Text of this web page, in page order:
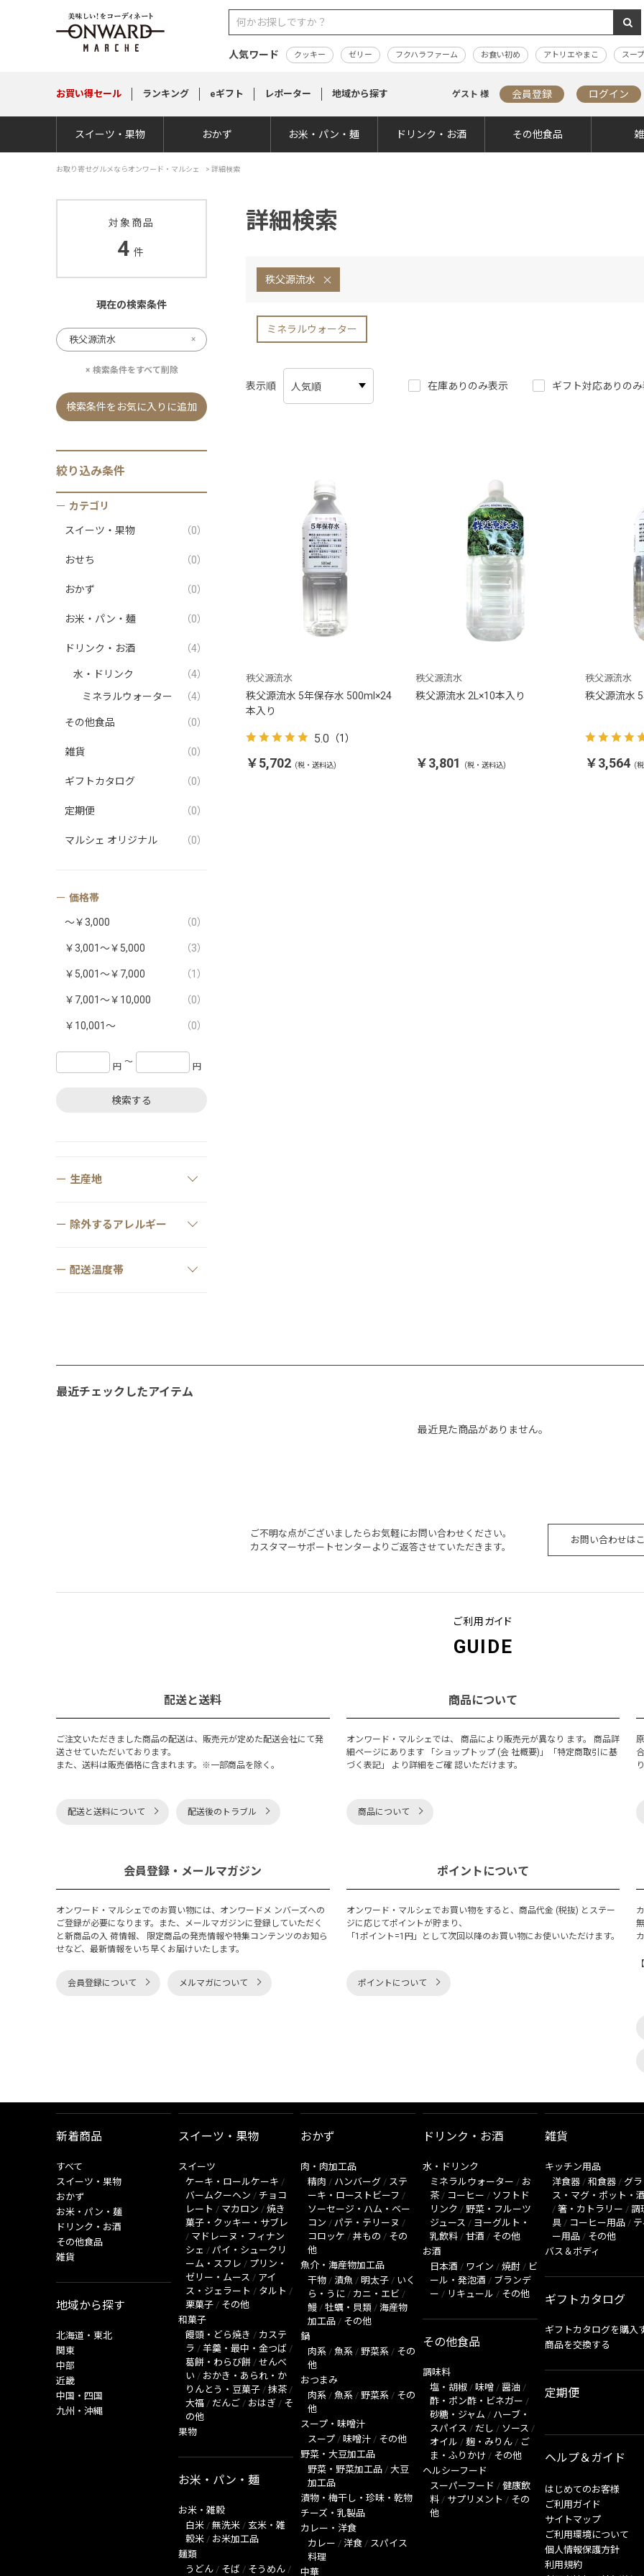
人気ワード クッキー ゼリー フクハラファーム お食い初め アトリエやまこ スープ
お買い得セール ランキング eギフト レポーター 地域から探す ゲスト 様 会員登録 ログイン
スイーツ・果物 おかず お米・パン・麺 ドリンク・お酒 その他食品
お取り寄せグルメならオンワード・マルシェ > 詳細検索
詳細検索
秩父源流水
ミネラルウォーター
表示順 在庫ありのみ表示 ギフト対応ありの
秩父源流水
秩父源流水 5年保存水 500ml×24
本入り
5.0 （1）
￥5,702 (税・送料込)
秩父源流水
秩父源流水 2L×10本入り
￥3,801 (税・送料込)
秩父源流水
秩父源流水
￥3,564 (
対象商品
4 件
現在の検索条件
秩父源流水
検索条件をすべて削除
検索条件をお気に入りに追加
絞り込み条件
カテゴリ
スイーツ・果物 （0）
おせち （0）
おかず （0）
お米・パン・麺 （0）
ドリンク・お酒 （4）
水・ドリンク
（4）
ミネラルウォーター
（4）
その他食品 （0）
雑貨 （0）
ギフトカタログ （0）
定期便 （0）
マルシェ オリジナル （0）
価格帯
～￥3,000 （0）
￥3,001～￥5,000 （3）
￥5,001～￥7,000 （1）
￥7,001～￥10,000 （0）
￥10,001～ （0）
円 〜 円
検索する
生産地
除外するアレルギー
配送温度帯
最近チェックしたアイテム
最近見た商品がありません。
ご不明な点がございましたらお気軽にお問い合わせください。
カスタマーサポートセンターよりご返答させていただきます。
お問い合わせは
ご利用ガイド
GUIDE
配送と送料
ご注文いただきました商品の配送は、販売元が定めた配送会社にて発
送させていただいております。
また、送料は販売価格に含まれます。※一部商品を除く。
配送と送料について 配送後のトラブル
商品について
オンワード・マルシェでは、 商品により販売元が異なり ます。 商品詳
細ページにあります 「ショップトップ (会 社概要)」「特定商取引に基
づく表記」 より詳細をご確 認いただけます。
商品について
会員登録・メールマガジン
オンワード・マルシェでのお買い物には、オンワードメ ンバーズへの
ご登録が必要になります。また、メールマガジンに登録していただく
と新商品の入 荷情報、 限定商品の発売情報や特集コンテンツのお知ら
せなど、最新情報をいち早くお届けいたします。
会員登録について メルマガについて
ポイントについて
オンワード・マルシェでお買い物をすると、商品代金 (税抜) とステー
ジに応じてポイントが貯まり、
「1ポイント=1円」として次回以降のお買い物にお使いいただけます。
ポイントについて
新着商品
すべて
スイーツ・果物
おかず
お米・パン・麺
ドリンク・お酒
その他食品
雑貨
地域から探す
北海道・東北
関東
中部
近畿
中国・四国
九州・沖縄
スイーツ・果物
スイーツ
ケーキ・ロールケーキ /
バームクーヘン / チョコ
レート / マカロン / 焼き
菓子・クッキー・サブレ
/ マドレーヌ・フィナン
シェ / パイ・シュークリ
ーム・スフレ / プリン・
ゼリー・ムース / アイ
ス・ジェラート / タルト /
栗菓子 / その他
和菓子
饅頭・どら焼き / カステ
ラ / 羊羹・最中・金つば /
葛餅・わらび餅 / せんべ
い / おかき・あられ・か
りんとう・豆菓子 / 抹茶 /
大福 / だんご / おはぎ / そ
の他
果物
お米・パン・麺
お米・雑穀
白米 / 無洗米 / 玄米・雑
穀米 / お米加工品
麺類
うどん / そば / そうめん /
おかず
肉・肉加工品
精肉 / ハンバーグ / ステ
ーキ・ローストビーフ /
ソーセージ・ハム・ベー
コン / パテ・テリーヌ /
コロッケ / 丼もの / その
他
魚介・海産物加工品
干物 / 漬魚 / 明太子 / いく
ら・うに / カニ・エビ /
鰻 / 牡蠣・貝類 / 海産物
加工品 / その他
鍋
肉系 / 魚系 / 野菜系 / その
他
おつまみ
肉系 / 魚系 / 野菜系 / その
他
スープ・味噌汁
スープ / 味噌汁 / その他
野菜・大豆加工品
野菜・野菜加工品 / 大豆
加工品
漬物・梅干し・珍味・乾物
チーズ・乳製品
カレー・洋食
カレー / 洋食 / スパイス
料理
中華
ドリンク・お酒
水・ドリンク
ミネラルウォーター / お
茶 / コーヒー / ソフトド
リンク / 野菜・フルーツ
ジュース / ヨーグルト・
乳飲料 / 甘酒 / その他
お酒
日本酒 / ワイン / 焼酎 / ビ
ール・発泡酒 / ブランデ
ー / リキュール / その他
その他食品
調味料
塩・胡椒 / 味噌 / 醤油 /
酢・ポン酢・ビネガー /
砂糖・ジャム / ハーブ・
スパイス / だし / ソース /
オイル / 麹・みりん / ご
ま・ふりかけ / その他
ヘルシーフード
スーパーフード / 健康飲
料 / サプリメント / その
他
雑貨
キッチン用品
洋食器 / 和食器 / グラ
ス・マグ・ポット・
/ 箸・カトラリー / 調
具 / コーヒー用品 /
ー用品 / その他
バス＆ボディ
ギフトカタログ
ギフトカタログを購入
商品を交換する
定期便
ヘルプ＆ガイド
はじめてのお客様
ご利用ガイド
サイトマップ
ご利用環境について
個人情報保護方針
利用規約